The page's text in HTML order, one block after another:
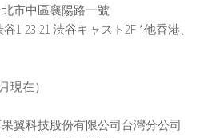
市中區襄陽路一號
1-23-21 渋谷キャスト2F *他香港、
現在）
翼科技股份有限公司台灣分公司